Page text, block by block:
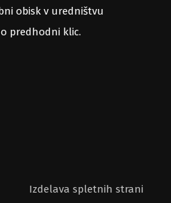
obisk v uredništvu
predhodni klic.
Izdelava spletnih strani